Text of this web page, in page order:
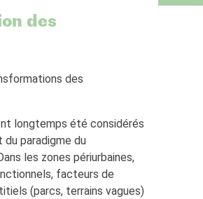
des
des
longtemps été considérés
du paradigme du
les zones périurbaines,
facteurs de
(parcs, terrains vagues)